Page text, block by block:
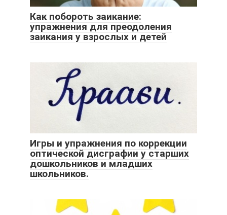
Как побороть заикание:
упражнения для преодоления
заикания у взрослых и детей
Игры и упражнения по коррекции
оптической дисграфии у старших
дошкольников и младших
школьников.